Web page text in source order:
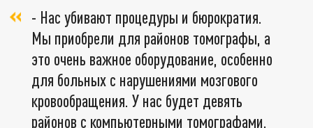
- Нас убивают процедуры и бюрократия.
Мы приобрели для районов томографы, а
это очень важное оборудование, особенно
для больных с нарушениями мозгового
кровообращения. У нас будет девять
районов с компьютерными томографами.